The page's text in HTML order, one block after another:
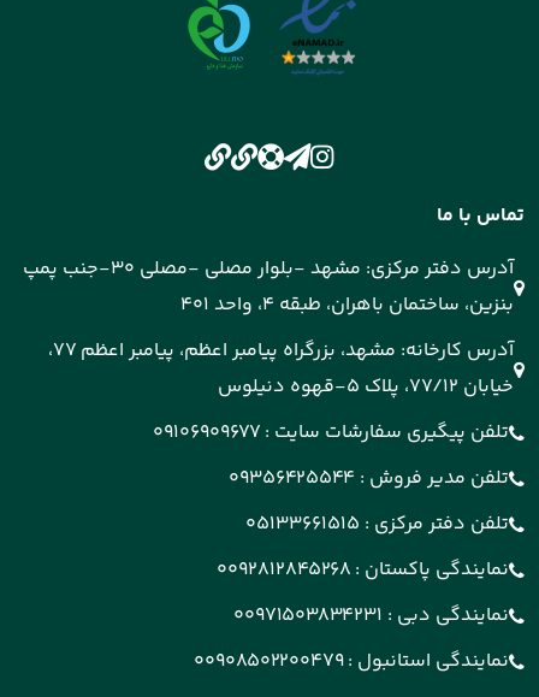
تماس با ما
آدرس دفتر مرکزی: مشهد -بلوار مصلی -مصلی 30-جنب پمپ
بنزین، ساختمان باهران، طبقه 4، واحد 401
آدرس کارخانه: مشهد، بزرگراه پیامبر اعظم، پیامبر اعظم 77،
خیابان 77/12، پلاک 5-قهوه دنیلوس
تلفن پیگیری سفارشات سایت : 09106909677
تلفن مدیر فروش : 09356425544
تلفن دفتر مرکزی : 05133661515
نمایندگی پاکستان : 0092812845268
نمایندگی دبی : 00971503834231
نمایندگی استانبول :00908502200479